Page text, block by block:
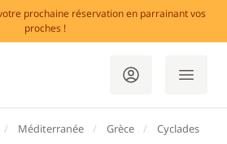
prochaine réservation en parrainant vos
proches !
Méditerranée Grèce Cyclades